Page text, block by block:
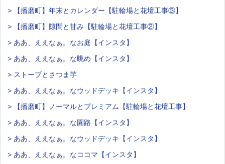
> 【播磨町】年末とカレンダー【駐輪場と花壇工事③】
> 【播磨町】隙間と甘み【駐輪場と花壇工事②】
> ああ、ええなぁ。なお庭【インスタ】
> ああ、ええなぁ。な眺め【インスタ】
> ストーブとさつま芋
> ああ、ええなぁ。なウッドデッキ【インスタ】
> 【播磨町】ノーマルとプレミアム【駐輪場と花壇工事】
> ああ、ええなぁ。な園路【インスタ】
> ああ、ええなぁ。なウッドデッキ【インスタ】
> ああ、ええなぁ。なココマ【インスタ】